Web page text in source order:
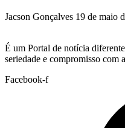
Jacson Gonçalves 19 de maio
É um Portal de notícia
seriedade e compromisso com
Facebook-f